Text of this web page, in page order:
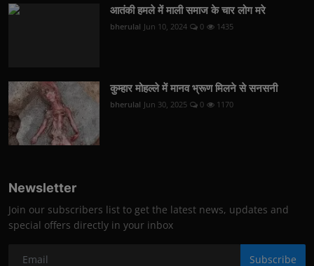
आतंकी हमले में माली समाज के चार लोग मरे
bherulal Jun 10, 2024 0 1435
कुम्हार मोहल्ले में मानव भ्रूण मिलने से सनसनी
bherulal Jun 30, 2025 0 1170
Newsletter
Join our subscribers list to get the latest news, updates and
special offers directly in your inbox
Subscribe